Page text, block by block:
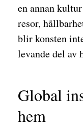
en annan
resor,
blir konsten
levande del av
Global
hem